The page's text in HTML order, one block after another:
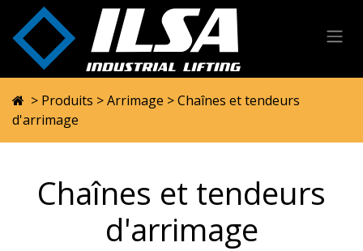
Se rendre au contenu
> Produits >Arrimage > Chaînes et tendeurs
d'arrimage
Chaînes et tendeurs
d'arrimage